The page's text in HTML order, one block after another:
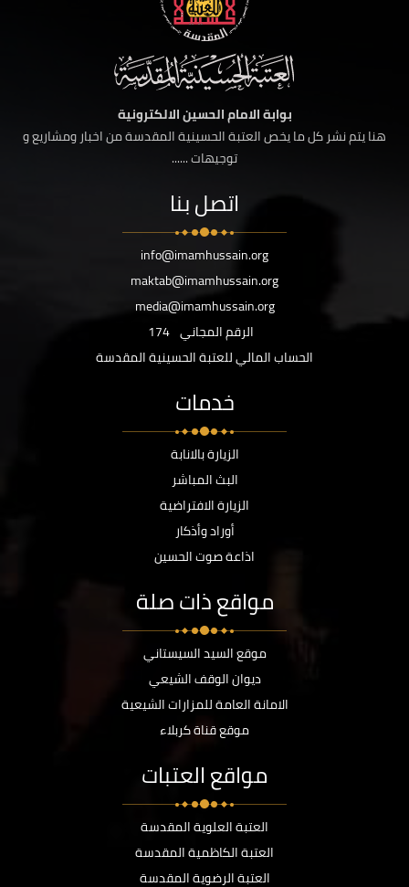
بوابة الامام الحسين الالكترونية
هنا يتم نشر كل ما يخص العتبة الحسينية المقدسة من اخبار ومشاريع و
توجيهات ......
اتصل بنا
info@imamhussain.org
maktab@imamhussain.org
media@imamhussain.org
الرقم المجاني 174
الحساب المالي للعتبة الحسينية المقدسة
خدمات
الزيارة بالانابة
البث المباشر
الزيارة الافتراضية
أوراد وأذكار
اذاعة صوت الحسين
مواقع ذات صلة
موقع السيد السيستاني
ديوان الوقف الشيعي
الامانة العامة للمزارات الشيعية
موقع قناة كربلاء
مواقع العتبات
العتبة العلوية المقدسة
العتبة الكاظمية المقدسة
العتبة الرضوية المقدسة